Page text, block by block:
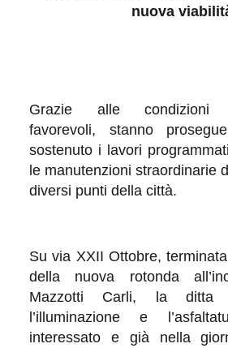
nuova
Grazie alle condizioni
favorevoli, stanno
sostenuto i lavori
le manutenzioni straordinarie
diversi punti della città.
Su via XXII Ottobre,
della nuova rotonda
Mazzotti Carli, la ditta
l’illuminazione e
interessato e già nella